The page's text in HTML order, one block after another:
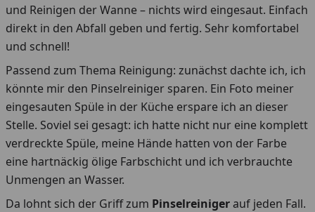
und Reinigen der Wanne – nichts wird eingesaut. Einfach
direkt in den Abfall geben und fertig. Sehr komfortabel
und schnell!
Passend zum Thema Reinigung: zunächst dachte ich, ich
könnte mir den Pinselreiniger sparen. Ein Foto meiner
eingesauten Spüle in der Küche erspare ich an dieser
Stelle. Soviel sei gesagt: ich hatte nicht nur eine komplett
verdreckte Spüle, meine Hände hatten von der Farbe
eine hartnäckig ölige Farbschicht und ich verbrauchte
Unmengen an Wasser.
Da lohnt sich der Griff zum Pinselreinigerauf jeden Fall.